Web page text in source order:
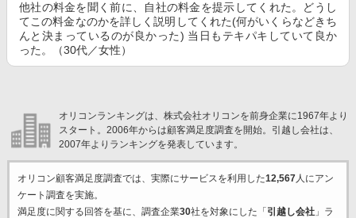
他社の料金を聞く前に、自社の料金を提示してくれた。どうし
てこの料金なのかを詳しく説明してくれた(何がいくらなどきち
んと決まっているのが良かった) 当日もテキパキしていて良か
った。（30代／女性）
オリコンランキングは、株式会社オリコンを前身企業に1967年より
スタート。2006年からは顧客満足度調査を開始。引越し会社は、
2007年よりランキングを発表しています。
オリコン顧客満足度調査では、実際にサービスを利用した12,567人にアン
ケート調査を実施。
満足度に関する回答を基に、調査企業30社を対象にした「 引越し会社」ラ